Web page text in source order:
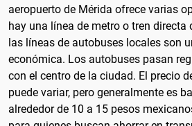
aeropuerto de Mérida ofrece varias
hay una línea de metro o tren directa
las líneas de autobuses locales son
económica. Los autobuses pasan
con el centro de la ciudad. El precio
puede variar, pero generalmente es
alrededor de 10 a 15 pesos